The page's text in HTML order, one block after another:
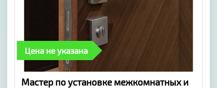
Цена не указана
Мастер по установке межкомнатных и